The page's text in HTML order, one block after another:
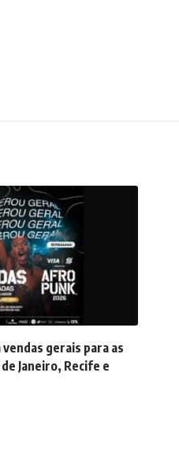
vendas gerais para as
Janeiro, Recife e